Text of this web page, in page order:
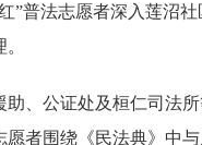
普法志愿者深入莲沼
、公证处及桓仁司法
者围绕《民法典》中